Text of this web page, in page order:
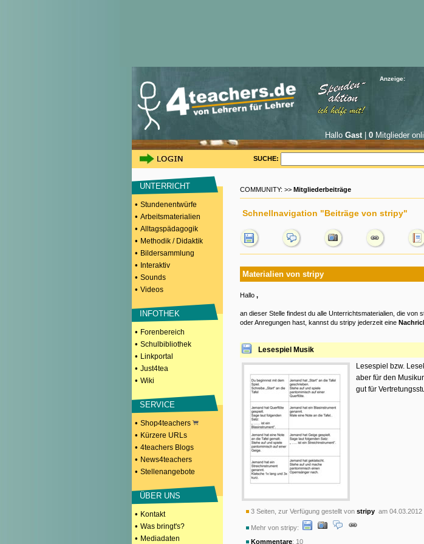
Anzeige:
Hallo Gast| 0Mitglieder
SUCHE:
UNTERRICHT
• Stundenentwürfe
• Arbeitsmaterialien
• Alltagspädagogik
• Methodik / Didaktik
• Bildersammlung
• Interaktiv
• Sounds
• Videos
INFOTHEK
• Forenbereich
• Schulbibliothek
• Linkportal
• Just4tea
• Wiki
SERVICE
• Shop4teachers
• Kürzere URLs
• 4teachers Blogs
• News4teachers
• Stellenangebote
ÜBER UNS
• Kontakt
• Was bringt's?
• Mediadaten
COMMUNITY: >> Mitgliederbeiträge
Schnellnavigation "Beiträge von stripy"
Materialien von stripy
Hallo ,
an dieser Stelle findest du alle Unterrichtsmaterialien, die von
oder Anregungen hast, kannst du stripy jederzeit eine
Lesespiel Musik
Lesespiel bzw.
aber für den
gut für
3 Seiten, zur Verfügung gestellt von stripy am 04.03.2012
Mehr von stripy:
Kommentare: 10